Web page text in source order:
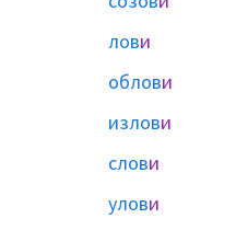
лови
облови
излови
слови
улови